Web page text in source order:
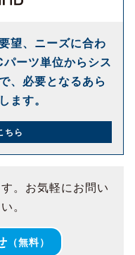
望、ニーズに合わ
ーツ単位からシス
、必要となるあら
ます。
ちら
。お気軽にお問い
。
（無料）